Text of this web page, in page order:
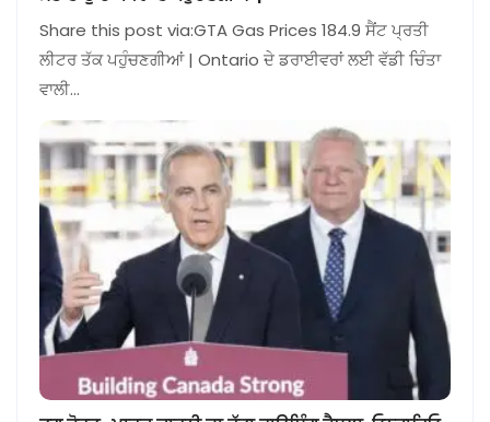
Share this post via:GTA Gas Prices 184.9 ਸੈਂਟ ਪ੍ਰਤੀ
ਲੀਟਰ ਤੱਕ ਪਹੁੰਚਣਗੀਆਂ | Ontario ਦੇ ਡਰਾਈਵਰਾਂ ਲਈ ਵੱਡੀ ਚਿੰਤਾ
ਵਾਲੀ…